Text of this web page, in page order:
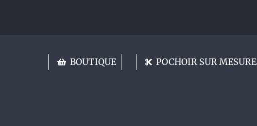
BOUTIQUE POCHOIR SUR MESURE